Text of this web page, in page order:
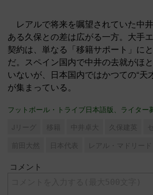
レアルで将来を嘱望されていた中
ある久保との差は広がる一方。大手
契約は、単なる「移籍サポート」に
だ。スペイン国内で中井の去就がほ
いないが、日本国内ではかつての“天
が集まっている。
フットボール・トライブ日本語版、ライター
Jリーグ 移籍 中井卓大 久保建英
前田大然
日本代表 レアル・マドリード